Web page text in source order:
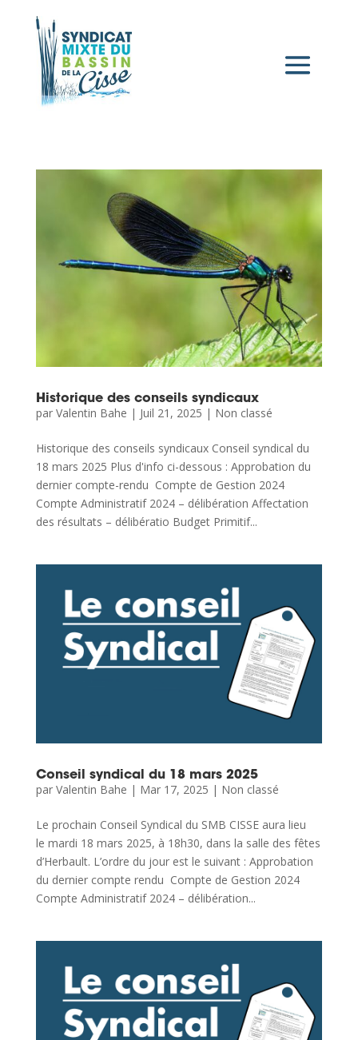
Historique des conseils syndicaux
par Valentin Bahe | Juil 21, 2025 | Non classé
Historique des conseils syndicaux Conseil syndical du
18 mars 2025 Plus d'info ci-dessous : Approbation du
dernier compte-rendu Compte de Gestion 2024
Compte Administratif 2024 – délibération Affectation
des résultats – délibératio Budget Primitif...
Conseil syndical du 18 mars 2025
par Valentin Bahe | Mar 17, 2025 | Non classé
Le prochain Conseil Syndical du SMB CISSE aura lieu
le mardi 18 mars 2025, à 18h30, dans la salle des fêtes
d’Herbault. L’ordre du jour est le suivant : Approbation
du dernier compte rendu Compte de Gestion 2024
Compte Administratif 2024 – délibération...